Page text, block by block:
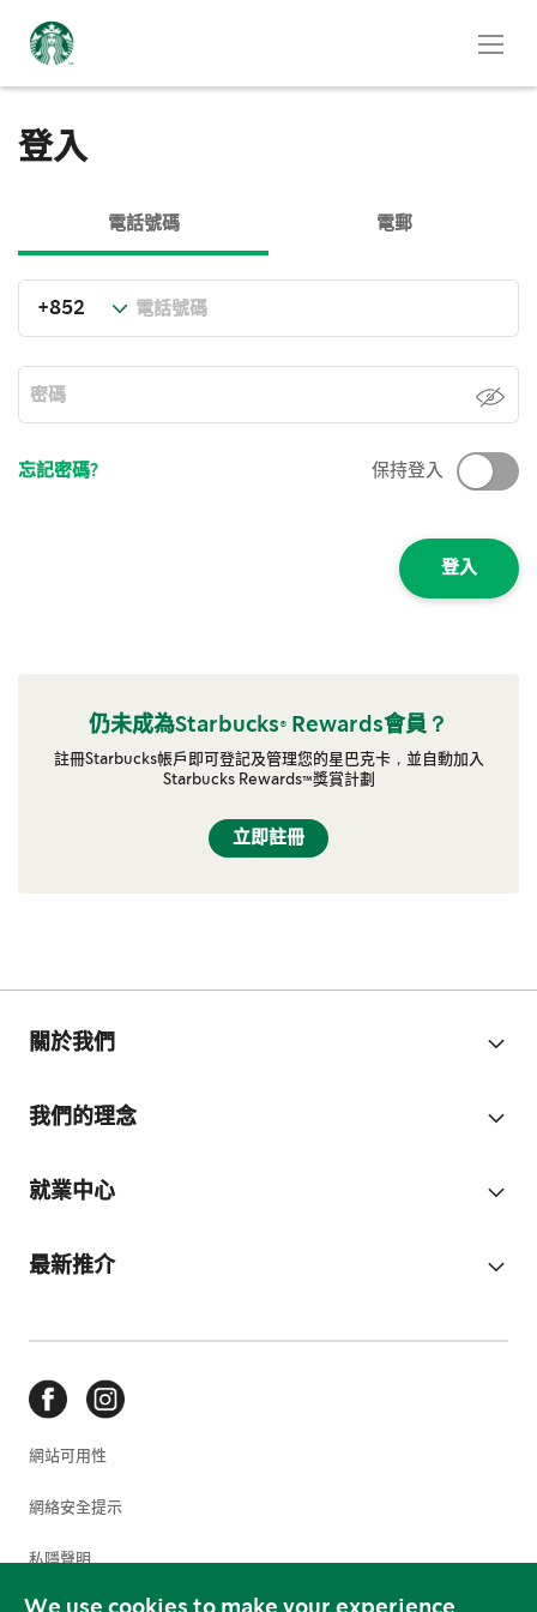
We use cookies to make your experience
登入
電話號碼 電郵
忘記密碼? 保持登入
登入
仍未成為Starbucks® Rewards會員？
註冊Starbucks帳戶即可登記及管理您的星巴克卡，並自動加入
Starbucks Rewards™獎賞計劃
立即註冊
關於我們
我們的理念
就業中心
最新推介
網站可用性
網絡安全提示
私隱聲明